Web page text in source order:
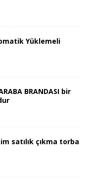
Yüklemeli
BRANDASI bir
satılık çıkma torba